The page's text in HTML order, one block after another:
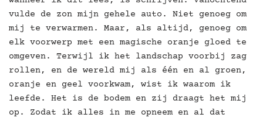
vulde de zon mijn gehele auto. Niet genoeg om
mij te verwarmen. Maar, als altijd, genoeg om
elk voorwerp met een magische oranje gloed te
omgeven. Terwijl ik het landschap voorbij zag
rollen, en de wereld mij als één en al groen,
oranje en geel voorkwam, wist ik waarom ik
leefde. Het is de bodem en zij draagt het mij
op. Zodat ik alles in me opneem en al dat